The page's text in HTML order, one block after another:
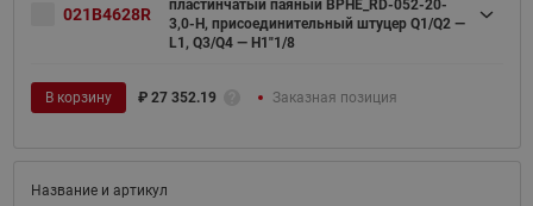
021B4628R
пластинчатый паяный BPHE_RD-052-20-
3,0-H, присоединительный штуцер Q1/Q2 —
L1, Q3/Q4 — H1"1/8
В корзину ₽ 27 352.19 Заказная позиция